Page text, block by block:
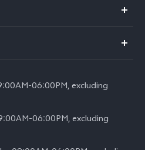
06:00PM, excluding
06:00PM, excluding